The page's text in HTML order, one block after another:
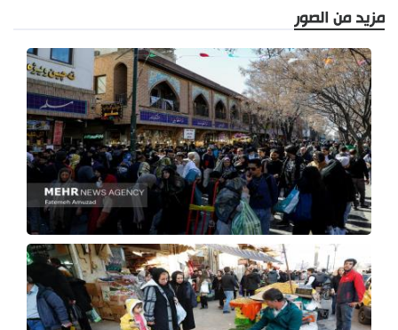
مزيد من الصور